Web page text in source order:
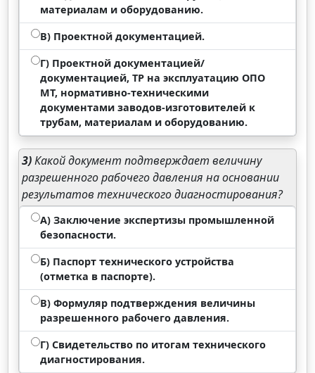
материалам и оборудованию.
В) Проектной документацией.
Г) Проектной документацией/
документацией, ТР на эксплуатацию ОПО
МТ, нормативно-техническими
документами заводов-изготовителей к
трубам, материалам и оборудованию.
3)Какой документ подтверждает величину
разрешенного рабочего давления на основании
результатов технического диагностирования?
А) Заключение экспертизы промышленной
безопасности.
Б) Паспорт технического устройства
(отметка в паспорте).
В) Формуляр подтверждения величины
разрешенного рабочего давления.
Г) Свидетельство по итогам технического
диагностирования.